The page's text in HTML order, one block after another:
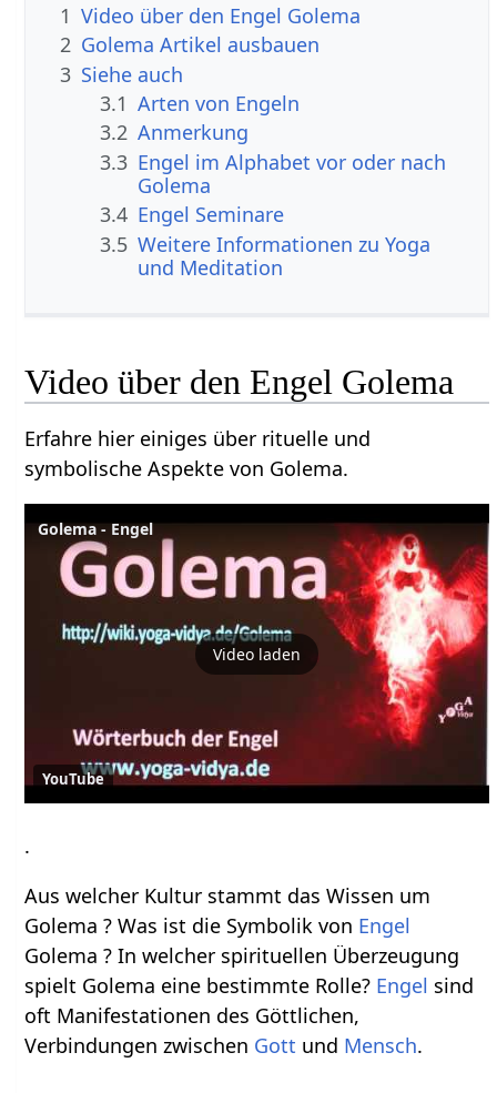
1 Video über den Engel Golema
2 Golema Artikel ausbauen
3 Siehe auch
3.1 Arten von Engeln
3.2 Anmerkung
3.3 Engel im Alphabet vor oder nach
Golema
3.4 Engel Seminare
3.5 Weitere Informationen zu Yoga
und Meditation
Video über den Engel Golema
Erfahre hier einiges über rituelle und
symbolische Aspekte von Golema.
Golema - Engel
Video laden
YouTube
.
Aus welcher Kultur stammt das Wissen um
Golema ? Was ist die Symbolik von Engel
Golema ? In welcher spirituellen Überzeugung
spielt Golema eine bestimmte Rolle? Engel sind
oft Manifestationen des Göttlichen,
Verbindungen zwischen Gott und Mensch.